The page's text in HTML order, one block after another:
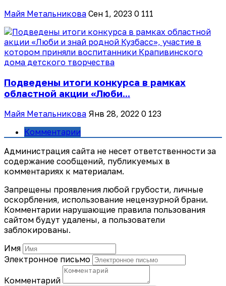
Майя Метальникова Сен 1, 2023 0 111
Подведены итоги конкурса в рамках
областной акции «Люби...
Майя Метальникова Янв 28, 2022 0 123
Комментарии
Администрация сайта не несет ответственности за
содержание сообщений, публикуемых в
комментариях к материалам.
Запрещены проявления любой грубости, личные
оскорбления, использование нецензурной брани.
Комментарии нарушающие правила пользования
сайтом будут удалены, а пользователи
заблокированы.
Имя
Электронное письмо
Комментарий